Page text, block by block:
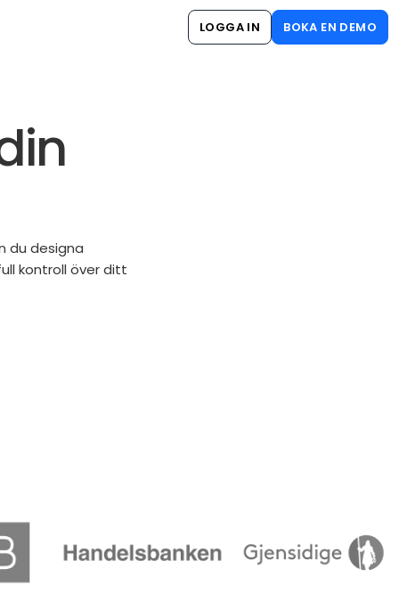
LOGGA IN BOKA EN DEMO
du designa
kontroll över ditt